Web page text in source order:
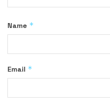
Name *
Email *